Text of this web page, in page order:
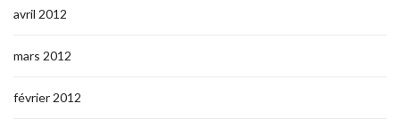
avril 2012
mars 2012
février 2012